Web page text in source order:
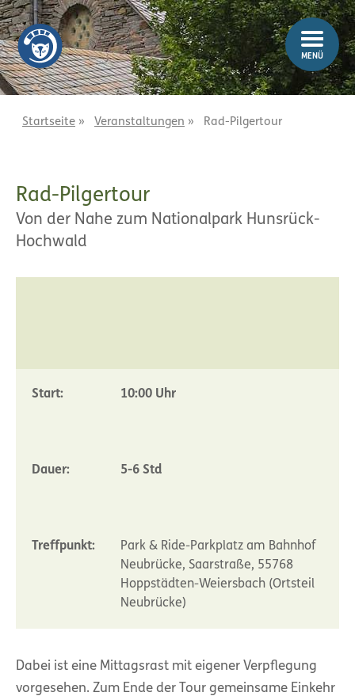
Z
u
m
I
Z
u
m
H
MENÜ
Startseite » Veranstaltungen » Rad-Pilgertour
Rad-Pilgertour
Von der Nahe zum Nationalpark Hunsrück-
Hochwald
Start: 10:00 Uhr
Dauer: 5-6 Std
Treffpunkt:
Park & Ride-Parkplatz am Bahnhof
Neubrücke, Saarstraße, 55768
Hoppstädten-Weiersbach (Ortsteil
Neubrücke)
Dabei ist eine Mittagsrast mit eigener Verpflegung
vorgesehen. Zum Ende der Tour gemeinsame Einkehr